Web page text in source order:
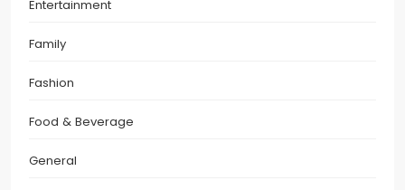
Entertainment
Family
Fashion
Food & Beverage
General